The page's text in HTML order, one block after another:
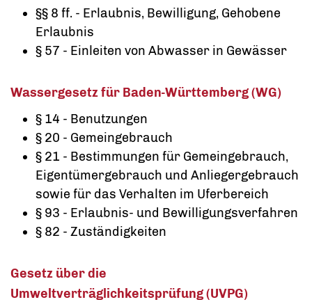
§§ 8 ff. - Erlaubnis, Bewilligung, Gehobene
Erlaubnis
§ 57 - Einleiten von Abwasser in Gewässer
Wassergesetz für Baden-Württemberg (WG)
§ 14 - Benutzungen
§ 20 - Gemeingebrauch
§ 21 - Bestimmungen für Gemeingebrauch,
Eigentümergebrauch und Anliegergebrauch
sowie für das Verhalten im Uferbereich
§ 93 - Erlaubnis- und Bewilligungsverfahren
§ 82 - Zuständigkeiten
Gesetz über die
Umweltverträglichkeitsprüfung (UVPG)